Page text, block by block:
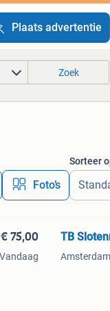
Plaats advertentie
Zoek
Foto’s
Sorteer
€ 75,00
Vandaag
TB
Amsterdam